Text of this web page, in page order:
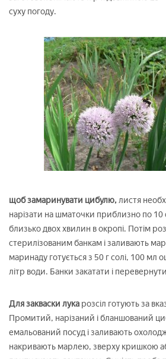
суху погоду.
щоб замаринувати цибулю,листя
нарізати на шматочки приблизно по 10
близько двох хвилин в окропі. Потім
стерилізованим банкам і заливають
маринаду готується з 50 г солі, 100 мл
літр води. Банки закатати і
Для закваски лука розсіл готують за
Промитий, нарізаний і бланшований
емальований посуд і заливають
накривають марлею, зверху кришкою